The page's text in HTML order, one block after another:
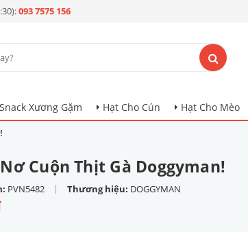
093 7575 156
Xương Gặm Hạt Cho Cún Hạt Cho Mèo
Cuộn Thịt Gà Doggyman!
PVN5482 | Thương hiệu: DOGGYMAN